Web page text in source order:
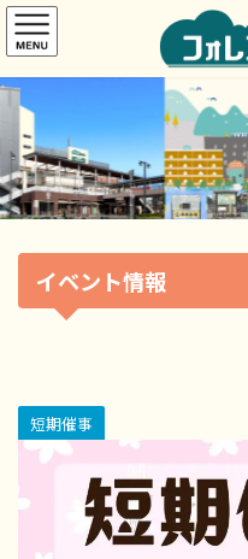
コ
ン
テ
ン
ス
キ
ッ
ナ
ビ
ゲ
ー
ン
に
移
イベント情報
短期催事